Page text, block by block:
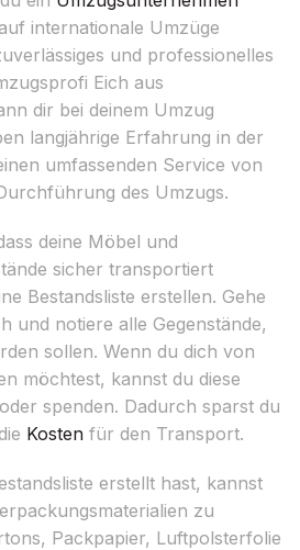
internationale Umzüge
und professionelles
Eich aus
dir bei deinem Umzug
langjährige Erfahrung in der
umfassenden Service von
des Umzugs.
deine Möbel und
sicher transportiert
Bestandsliste erstellen. Gehe
und notiere alle Gegenstände,
sollen. Wenn du dich von
möchtest, kannst du diese
spenden. Dadurch sparst du
Kosten für den Transport.
erstellt hast, kannst
zu
Packpapier, Luftpolsterfolie